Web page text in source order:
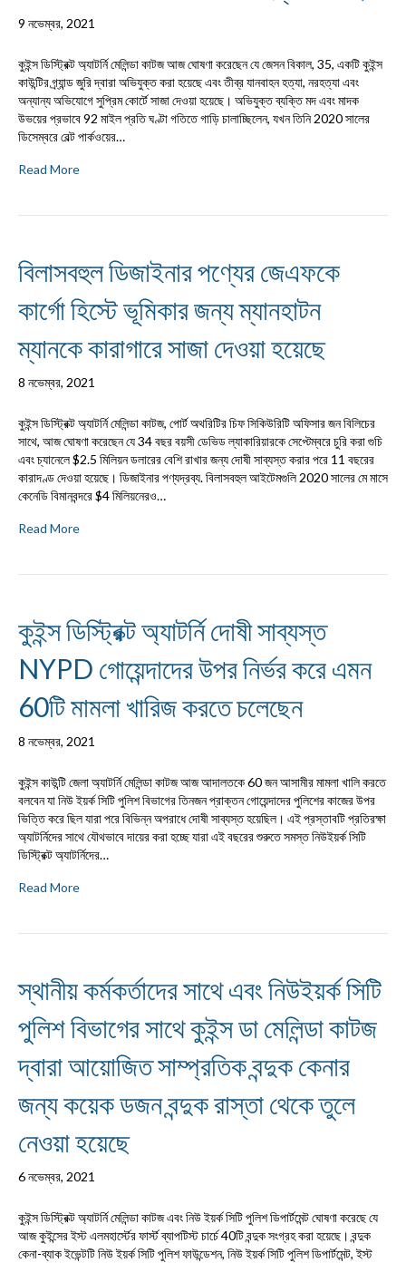
9 নভেম্বর, 2021
কুইন্স ডিস্ট্রিক্ট অ্যাটর্নি মেলিন্ডা কাটজ আজ ঘোষণা করেছেন যে জেসন বিকাল, 35, একটি কুইন্স
কাউন্টির গ্র্যান্ড জুরি দ্বারা অভিযুক্ত করা হয়েছে এবং তীব্র যানবাহন হত্যা, নরহত্যা এবং
অন্যান্য অভিযোগে সুপ্রিম কোর্টে সাজা দেওয়া হয়েছে। অভিযুক্ত ব্যক্তি মদ এবং মাদক
উভয়ের প্রভাবে 92 মাইল প্রতি ঘণ্টা গতিতে গাড়ি চালাচ্ছিলেন, যখন তিনি 2020 সালের
ডিসেম্বরে বেল্ট পার্কওয়ের…
Read More
বিলাসবহুল ডিজাইনার পণ্যের জেএফকে
কার্গো হিস্টে ভূমিকার জন্য ম্যানহাটন
ম্যানকে কারাগারে সাজা দেওয়া হয়েছে
8 নভেম্বর, 2021
কুইন্স ডিস্ট্রিক্ট অ্যাটর্নি মেলিন্ডা কাটজ, পোর্ট অথরিটির চিফ সিকিউরিটি অফিসার জন বিলিচের
সাথে, আজ ঘোষণা করেছেন যে 34 বছর বয়সী ডেভিড ল্যাকারিয়ারকে সেপ্টেম্বরে চুরি করা গুচি
এবং চ্যানেলে $2.5 মিলিয়ন ডলারের বেশি রাখার জন্য দোষী সাব্যস্ত করার পরে 11 বছরের
কারাদণ্ড দেওয়া হয়েছে। ডিজাইনার পণ্যদ্রব্য. বিলাসবহুল আইটেমগুলি 2020 সালের মে মাসে
কেনেডি বিমানবন্দরে $4 মিলিয়নেরও…
Read More
কুইন্স ডিস্ট্রিক্ট অ্যাটর্নি দোষী সাব্যস্ত
NYPD গোয়েন্দাদের উপর নির্ভর করে এমন
60টি মামলা খারিজ করতে চলেছেন
8 নভেম্বর, 2021
কুইন্স কাউন্টি জেলা অ্যাটর্নি মেলিন্ডা কাটজ আজ আদালতকে 60 জন আসামীর মামলা খালি করতে
বলবেন যা নিউ ইয়র্ক সিটি পুলিশ বিভাগের তিনজন প্রাক্তন গোয়েন্দাদের পুলিশের কাজের উপর
ভিত্তি করে ছিল যারা পরে বিভিন্ন অপরাধে দোষী সাব্যস্ত হয়েছিল। এই প্রস্তাবটি প্রতিরক্ষা
অ্যাটর্নিদের সাথে যৌথভাবে দায়ের করা হচ্ছে যারা এই বছরের শুরুতে সমস্ত নিউইয়র্ক সিটি
ডিস্ট্রিক্ট অ্যাটর্নিদের…
Read More
স্থানীয় কর্মকর্তাদের সাথে এবং নিউইয়র্ক সিটি
পুলিশ বিভাগের সাথে কুইন্স ডা মেলিন্ডা কাটজ
দ্বারা আয়োজিত সাম্প্রতিক বন্দুক কেনার
জন্য কয়েক ডজন বন্দুক রাস্তা থেকে তুলে
নেওয়া হয়েছে
6 নভেম্বর, 2021
কুইন্স ডিস্ট্রিক্ট অ্যাটর্নি মেলিন্ডা কাটজ এবং নিউ ইয়র্ক সিটি পুলিশ ডিপার্টমেন্ট ঘোষণা করেছে যে
আজ কুইন্সের ইস্ট এলমহার্স্টের ফার্স্ট ব্যাপটিস্ট চার্চে 40টি বন্দুক সংগ্রহ করা হয়েছে। বন্দুক
কেনা-ব্যাক ইভেন্টটি নিউ ইয়র্ক সিটি পুলিশ ফাউন্ডেশন, নিউ ইয়র্ক সিটি পুলিশ ডিপার্টমেন্ট, ইস্ট